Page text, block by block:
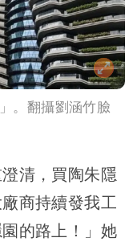
。翻攝劉涵竹臉
清，買陶朱隱
商持續發我工
的路上！」她